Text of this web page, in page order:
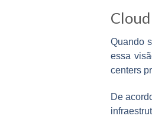
Quando
essa
centers
De